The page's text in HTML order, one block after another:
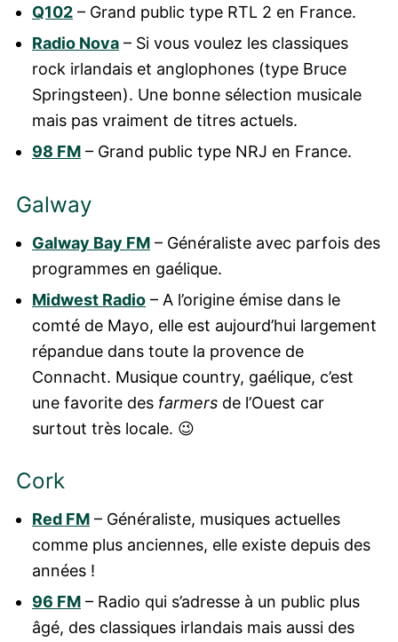
Q102 – Grand public type RTL 2 en France.
Radio Nova – Si vous voulez les classiques
rock irlandais et anglophones (type Bruce
Springsteen). Une bonne sélection musicale
mais pas vraiment de titres actuels.
98 FM – Grand public type NRJ en France.
Galway
Galway Bay FM – Généraliste avec parfois des
programmes en gaélique.
Midwest Radio – A l’origine émise dans le
comté de Mayo, elle est aujourd’hui largement
répandue dans toute la provence de
Connacht. Musique country, gaélique, c’est
une favorite des farmers de l’Ouest car
surtout très locale. 😉
Cork
Red FM – Généraliste, musiques actuelles
comme plus anciennes, elle existe depuis des
années !
96 FM – Radio qui s’adresse à un public plus
âgé, des classiques irlandais mais aussi des